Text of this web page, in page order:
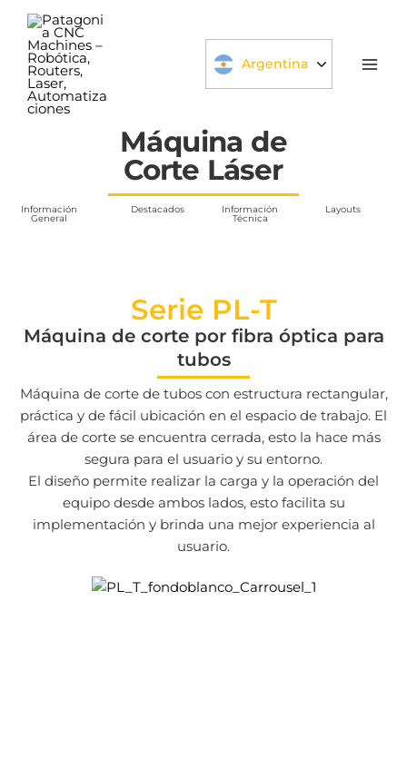
contenido
Argentina
Máquina de
Corte Láser
Información
General
Destacados Información
Técnica
Layouts
Serie PL-T
Máquina de corte por fibra óptica para
tubos
Máquina de corte de tubos con estructura rectangular,
práctica y de fácil ubicación en el espacio de trabajo. El
área de corte se encuentra cerrada, esto la hace más
segura para el usuario y su entorno.
El diseño permite realizar la carga y la operación del
equipo desde ambos lados, esto facilita su
implementación y brinda una mejor experiencia al
usuario.